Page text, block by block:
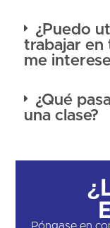
¿Puedo
trabajar en
me
¿Qué
una clase?
Póngase en